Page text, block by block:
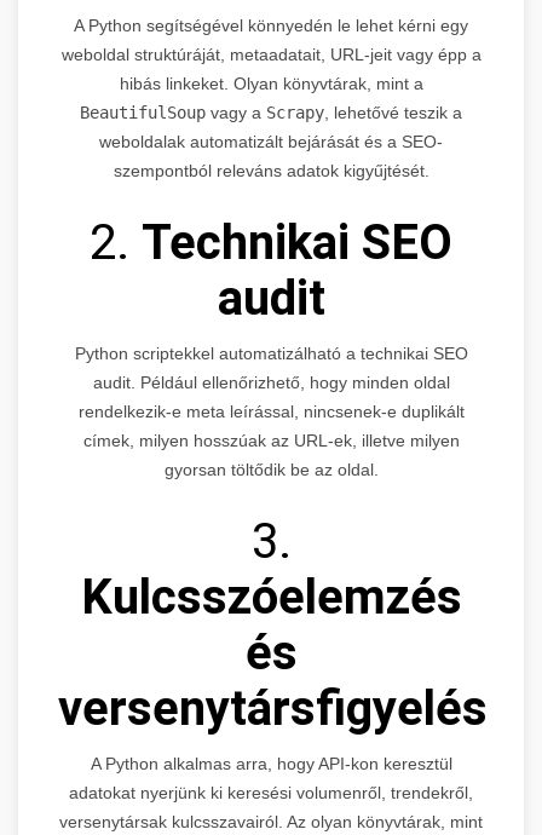
A Python segítségével könnyedén le lehet kérni egy
weboldal struktúráját, metaadatait, URL-jeit vagy épp a
hibás linkeket. Olyan könyvtárak, mint a
BeautifulSoup vagy a Scrapy , lehetővé teszik a
weboldalak automatizált bejárását és a SEO-
szempontból releváns adatok kigyűjtését.
2. Technikai SEO
audit
Python scriptekkel automatizálható a technikai SEO
audit. Például ellenőrizhető, hogy minden oldal
rendelkezik-e meta leírással, nincsenek-e duplikált
címek, milyen hosszúak az URL-ek, illetve milyen
gyorsan töltődik be az oldal.
3.
Kulcsszóelemzés
és
versenytársfigyelés
A Python alkalmas arra, hogy API-kon keresztül
adatokat nyerjünk ki keresési volumenről, trendekről,
versenytársak kulcsszavairól. Az olyan könyvtárak, mint